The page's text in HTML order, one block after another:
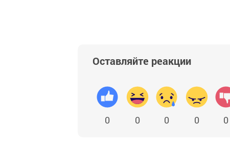
Оставляйте реакции
0 0 0 0 0